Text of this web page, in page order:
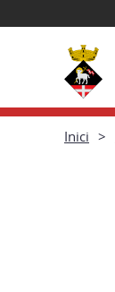
Inici